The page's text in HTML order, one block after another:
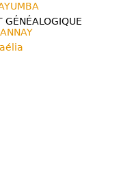
GÉNÉALOGIQUE